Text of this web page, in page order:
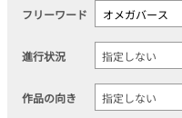
フリーワード
進行状況
作品の向き